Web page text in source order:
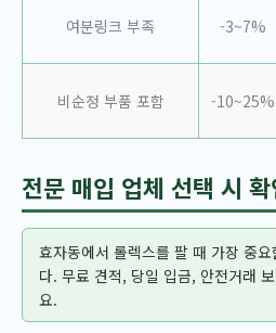
여분링크 부족 -3~7%
비순정 부품 포함 -10~25%
전문 매입 업체 선택 시
효자동에서 롤렉스를 팔 때 가장 중
다. 무료 견적, 당일 입금, 안전거래
요.